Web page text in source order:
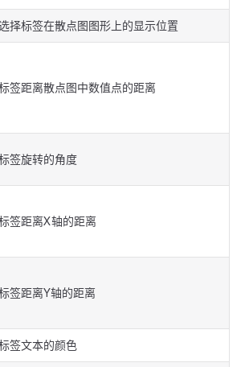
择标签在散点图图形上的显示位置
签距离散点图中数值点的距离
签旋转的角度
签距离X轴的距离
签距离Y轴的距离
签文本的颜色